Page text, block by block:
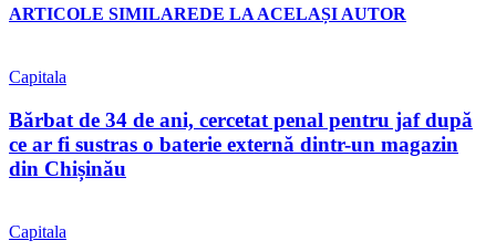
ARTICOLE SIMILAREDE LA ACELAȘI AUTOR
Capitala
Bărbat de 34 de ani, cercetat penal pentru jaf după
ce ar fi sustras o baterie externă dintr-un magazin
din Chișinău
Capitala